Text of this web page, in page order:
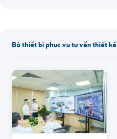
Bộ thiết bị phục vụ tư vấn thiết kế